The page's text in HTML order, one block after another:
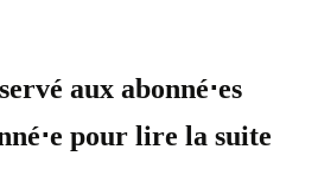
aux abonné⋅es
pour lire la suite